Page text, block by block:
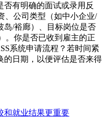
有明确的面试或录用反
、公司类型（如中小企业/
岛/裕廊）、目标岗位是否
。你是否已收到雇主的正
系统申请流程？若时间紧
的日期，以便评估是否来得
和就业结果更重要